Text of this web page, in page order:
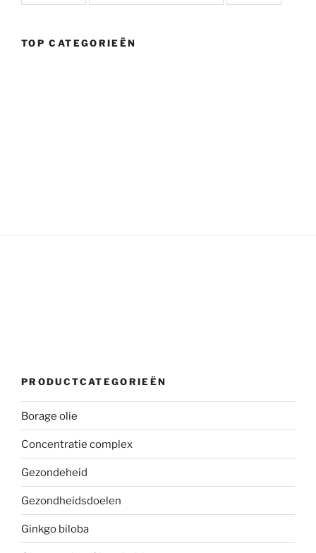
TOP CATEGORIEËN
PRODUCTCATEGORIEËN
Borage olie
Concentratie complex
Gezondeheid
Gezondheidsdoelen
Ginkgo biloba